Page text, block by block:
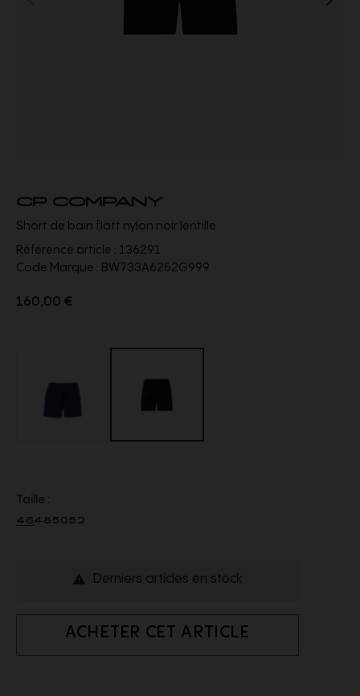
CP COMPANY
Short de bain flatt nylon noir lentille
Référence article : 136291
Code Marque : BW733A6252G999
160,00 €
Taille :
46485052
 Derniers articles en stock
ACHETER CET ARTICLE